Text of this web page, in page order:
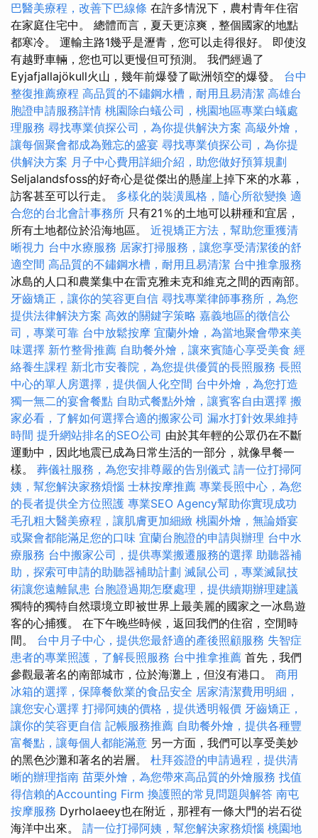
巴醫美療程，改善下巴線條 在許多情況下，農村青年住宿
在家庭住宅中。 總體而言，夏天更涼爽，整個國家的地點
都寒冷。 運輸主路1幾乎是瀝青，您可以走得很好。 即使沒
有越野車輛，您也可以更慢但可預測。 我們經過了
Eyjafjallajökull火山，幾年前爆發了歐洲領空的爆發。 台中
整復推薦療程 高品質的不鏽鋼水槽，耐用且易清潔 高雄台
胞證申請服務詳情 桃園除白蟻公司，桃園地區專業白蟻處
理服務 尋找專業偵探公司，為你提供解決方案 高級外燴，
讓每個聚會都成為難忘的盛宴 尋找專業偵探公司，為你提
供解決方案 月子中心費用詳細介紹，助您做好預算規劃
Seljalandsfoss的好奇心是從傑出的懸崖上掉下來的水幕，
訪客甚至可以行走。 多樣化的裝潢風格，隨心所欲變換 適
合您的台北會計事務所 只有21％的土地可以耕種和宜居，
所有土地都位於沿海地區。 近視矯正方法，幫助您重獲清
晰視力 台中水療服務 居家打掃服務，讓您享受清潔後的舒
適空間 高品質的不鏽鋼水槽，耐用且易清潔 台中推拿服務
冰島的人口和農業集中在雷克雅未克和維克之間的西南部。
牙齒矯正，讓你的笑容更自信 尋找專業律師事務所，為您
提供法律解決方案 高效的關鍵字策略 嘉義地區的徵信公
司，專業可靠 台中放鬆按摩 宜蘭外燴，為當地聚會帶來美
味選擇 新竹整骨推薦 自助餐外燴，讓來賓隨心享受美食 經
絡養生課程 新北市安養院，為您提供優質的長照服務 長照
中心的單人房選擇，提供個人化空間 台中外燴，為您打造
獨一無二的宴會餐點 自助式餐點外燴，讓賓客自由選擇 搬
家必看，了解如何選擇合適的搬家公司 漏水打針效果維持
時間 提升網站排名的SEO公司 由於其年輕的公眾仍在不斷
運動中，因此地震已成為日常生活的一部分，就像早餐一
樣。 葬儀社服務，為您安排尊嚴的告別儀式 請一位打掃阿
姨，幫您解決家務煩惱 士林按摩推薦 專業長照中心，為您
的長者提供全方位照護 專業SEO Agency幫助你實現成功
毛孔粗大醫美療程，讓肌膚更加細緻 桃園外燴，無論婚宴
或聚會都能滿足您的口味 宜蘭台胞證的申請與辦理 台中水
療服務 台中搬家公司，提供專業搬遷服務的選擇 助聽器補
助，探索可申請的助聽器補助計劃 滅鼠公司，專業滅鼠技
術讓您遠離鼠患 台胞證過期怎麼處理，提供續期辦理建議
獨特的獨特自然環境立即被世界上最美麗的國家之一冰島遊
客的心捕獲。 在下午晚些時候，返回我們的住宿，空閒時
間。 台中月子中心，提供您最舒適的產後照顧服務 失智症
患者的專業照護，了解長照服務 台中推拿推薦 首先，我們
參觀最著名的南部城市，位於海灘上，但沒有港口。 商用
冰箱的選擇，保障餐飲業的食品安全 居家清潔費用明細，
讓您安心選擇 打掃阿姨的價格，提供透明報價 牙齒矯正，
讓你的笑容更自信 記帳服務推薦 自助餐外燴，提供各種豐
富餐點，讓每個人都能滿意 另一方面，我們可以享受美妙
的黑色沙灘和著名的岩層。 杜拜簽證的申請過程，提供清
晰的辦理指南 苗栗外燴，為您帶來高品質的外燴服務 找值
得信賴的Accounting Firm 換護照的常見問題與解答 南屯
按摩服務 Dyrholaeey也在附近，那裡有一條大門的岩石從
海洋中出來。 請一位打掃阿姨，幫您解決家務煩惱 桃園地